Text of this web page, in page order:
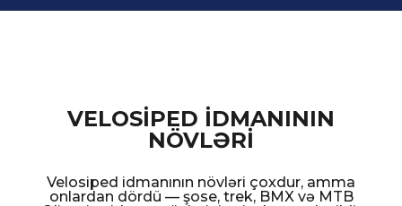
VELOSİPED İDMANININ
NÖVLƏRİ
Velosiped idmanının növləri çoxdur, amma
onlardan dördü — şose, trek, BMX və MTB